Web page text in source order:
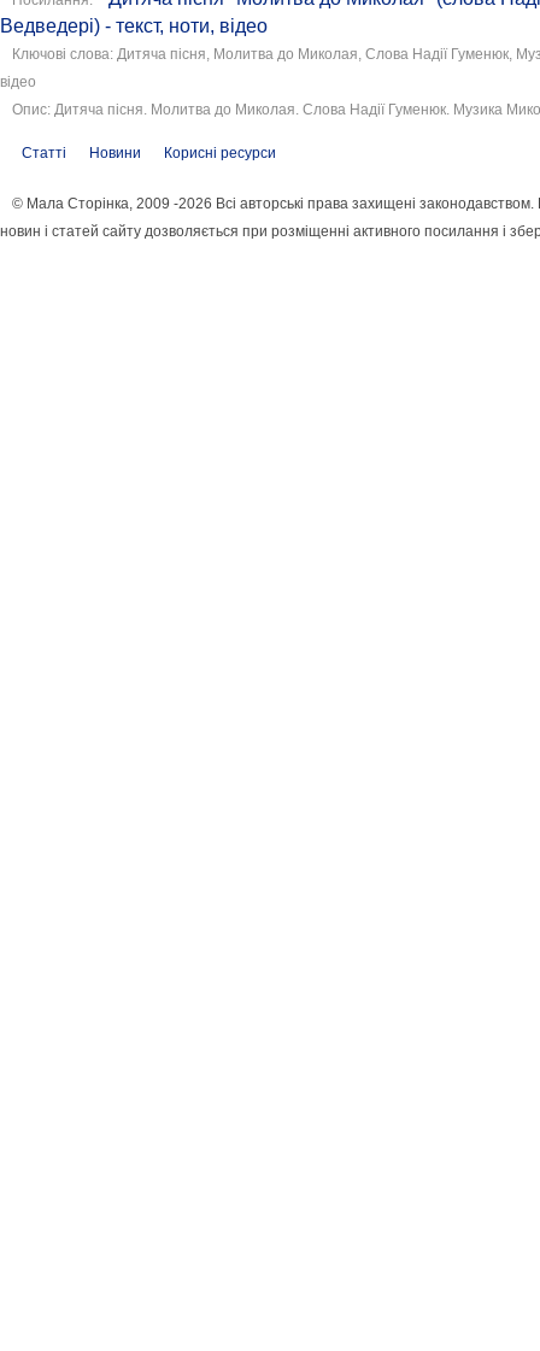
Ведведері) - текст, ноти, відео
Ключові слова: Дитяча пісня, Молитва до Миколая, Слова Надії Гуменюк,
відео
Опис: Дитяча пісня. Молитва до Миколая. Слова Надії Гуменюк. Музика
Статті Новини Корисні ресурси
© Мала Сторінка, 2009 -2026 Всі авторські права захищені
новин і статей сайту дозволяється при розміщенні активного посилання і